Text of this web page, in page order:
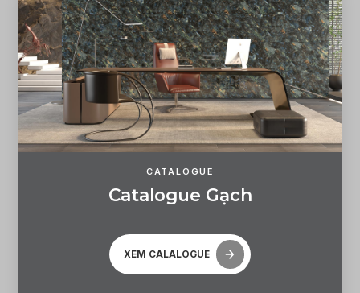
CATALOGUE
Catalogue Gạch
XEM CALALOGUE